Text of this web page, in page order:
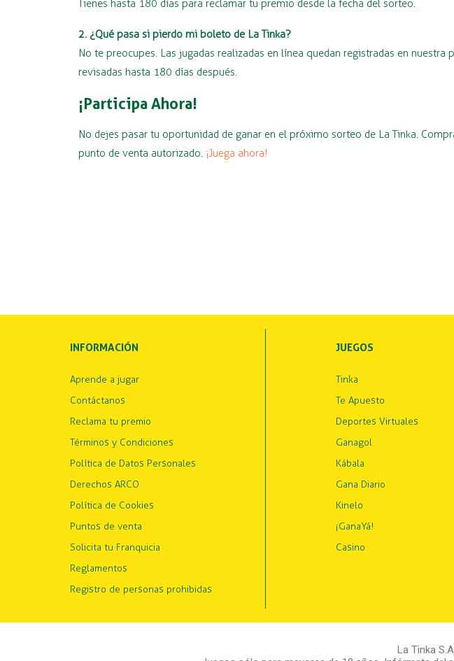
Tienes hasta 180 días para reclamar tu premio desde la fecha del sorteo.
2. ¿Qué pasa si pierdo mi boleto de La Tinka?
No te preocupes. Las jugadas realizadas en línea quedan registradas en
revisadas hasta 180 días después.
¡Participa Ahora!
No dejes pasar tu oportunidad de ganar en el próximo sorteo de La Tinka.
punto de venta autorizado. ¡Juega ahora!
INFORMACIÓN
Aprende a jugar
Contáctanos
Reclama tu premio
Términos y Condiciones
Política de Datos Personales
Derechos ARCO
Política de Cookies
Puntos de venta
Solicita tu Franquicia
Reglamentos
Registro de personas prohibidas
JUEGOS
Tinka
Te Apuesto
Deportes Virtuales
Ganagol
Kábala
Gana Diario
Kinelo
¡GanaYá!
Casino
La Tinka